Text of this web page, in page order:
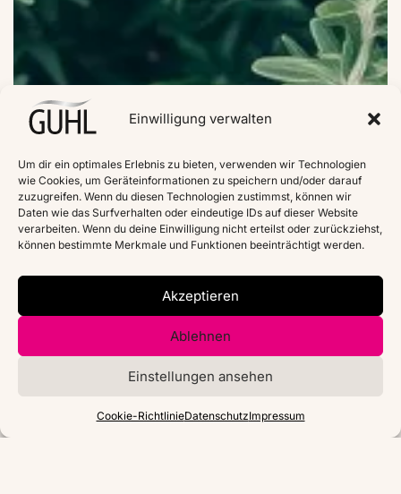
Einwilligung verwalten
Um dir ein optimales Erlebnis zu bieten, verwenden wir Technologien
wie Cookies, um Geräteinformationen zu speichern und/oder darauf
zuzugreifen. Wenn du diesen Technologien zustimmst, können wir
Daten wie das Surfverhalten oder eindeutige IDs auf dieser Website
verarbeiten. Wenn du deine Einwilligung nicht erteilst oder zurückziehst,
können bestimmte Merkmale und Funktionen beeinträchtigt werden.
Akzeptieren
Ablehnen
Einstellungen ansehen
Cookie-RichtlinieDatenschutzImpressum